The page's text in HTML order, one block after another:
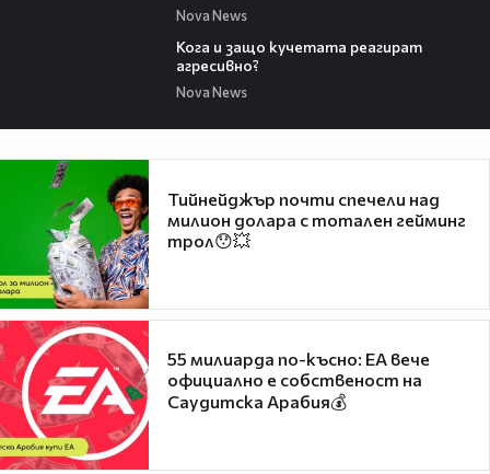
Nova News
Кога и защо кучетата реагират
агресивно?
Nova News
Тийнейджър почти спечели над
милион долара с тотален гейминг
трол😯💥
55 милиарда по-късно: EA вече
официално е собственост на
Саудитска Арабия💰